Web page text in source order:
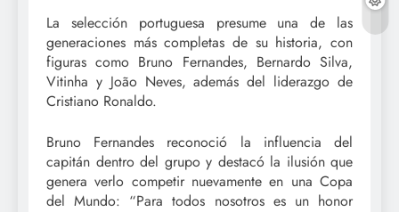
La selección portuguesa presume una de las
generaciones más completas de su historia, con
figuras como Bruno Fernandes, Bernardo Silva,
Vitinha y João Neves, además del liderazgo de
Cristiano Ronaldo.
Bruno Fernandes reconoció la influencia del
capitán dentro del grupo y destacó la ilusión que
genera verlo competir nuevamente en una Copa
del Mundo: “Para todos nosotros es un honor